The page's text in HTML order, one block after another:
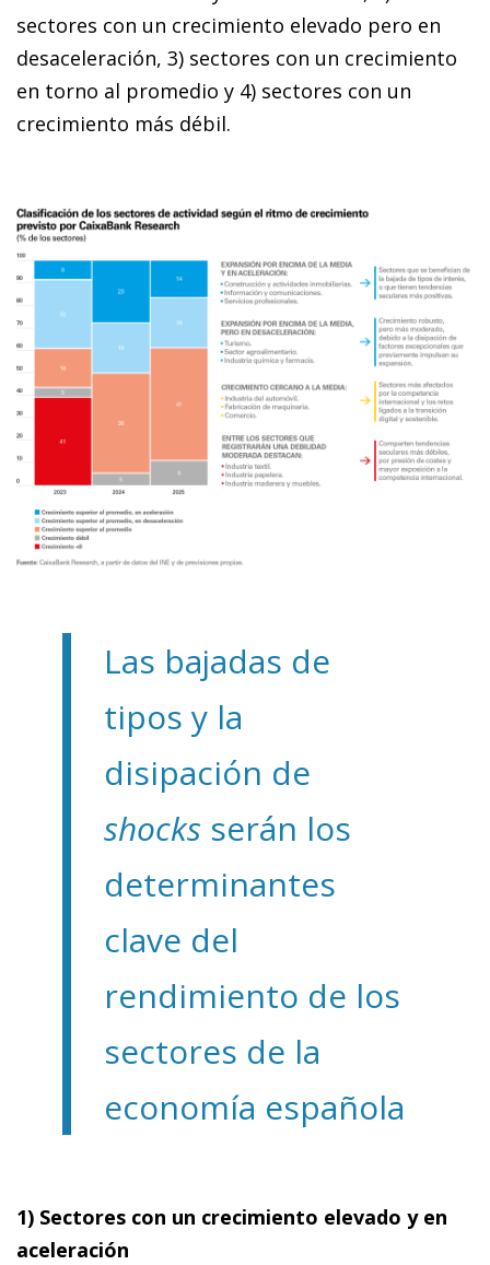
sectores con un crecimiento elevado pero en
desaceleración, 3) sectores con un crecimiento
en torno al promedio y 4) sectores con un
crecimiento más débil.
Las bajadas de
tipos y la
disipación de
shocksserán los
determinantes
clave del
rendimiento de los
sectores de la
economía española
1) Sectores con un crecimiento elevado y en
aceleración